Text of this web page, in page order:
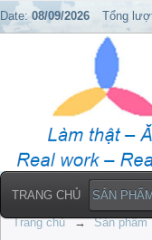
Trang chủ → Sản phẩm
Date: 08/09/2026 Tổng
TRANG CHỦ SẢN PHẨM